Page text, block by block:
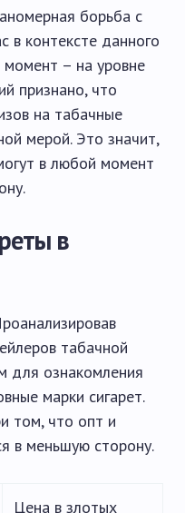
борьба с
в контексте данного
момент – на уровне
признано, что
на табачные
мерой. Это значит,
в любой момент
в
табачной
для ознакомления
марки сигарет.
том, что опт и
в меньшую сторону.
Цена в злотых